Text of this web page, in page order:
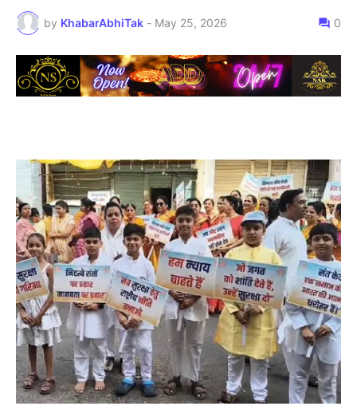
by KhabarAbhiTak - May 25, 2026 0